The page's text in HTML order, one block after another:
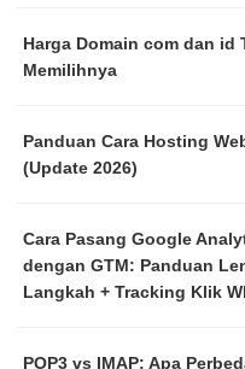
Harga Domain com dan id
Memilihnya
Panduan Cara Hosting
(Update 2026)
Cara Pasang Google
dengan GTM: Panduan
Langkah + Tracking Klik
POP3 vs IMAP: Apa